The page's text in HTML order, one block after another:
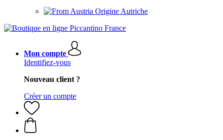
Origine Autriche
Mon compte
Identifiez-vous
Nouveau client ?
Créer un compte